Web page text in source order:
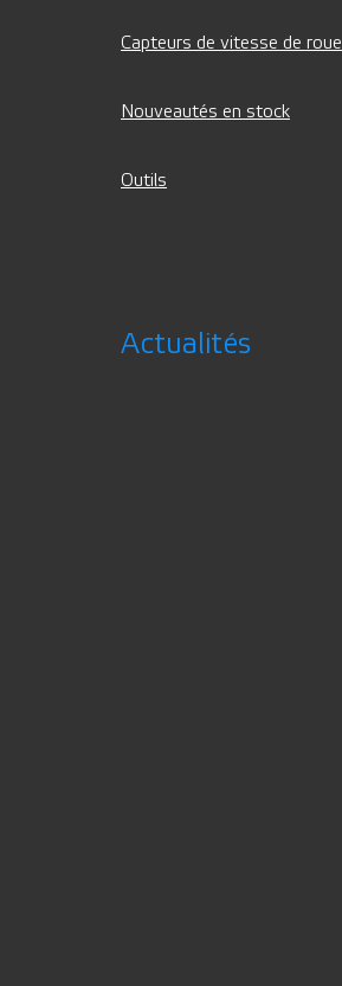
Capteurs de vitesse de roue
Nouveautés en stock
Outils
Actualités